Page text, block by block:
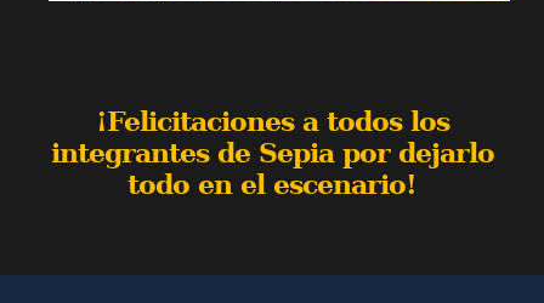
¡Felicitaciones a todos los
integrantes de Sepia por dejarlo
todo en el escenario!